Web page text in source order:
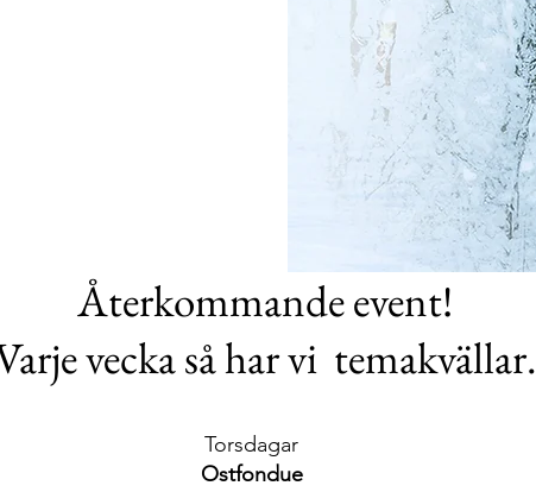
Återkommande event!
vecka så har vi temakvällar.
Torsdagar
Ostfondue